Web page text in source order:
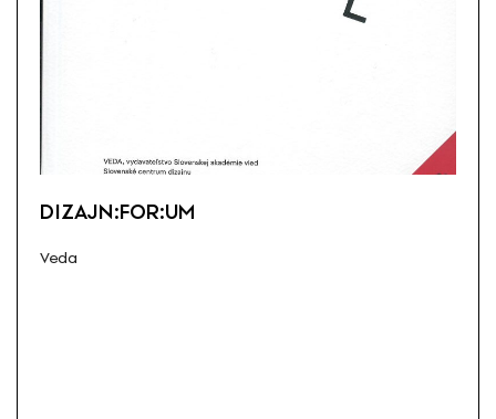
DIZAJN:FOR:UM
Veda